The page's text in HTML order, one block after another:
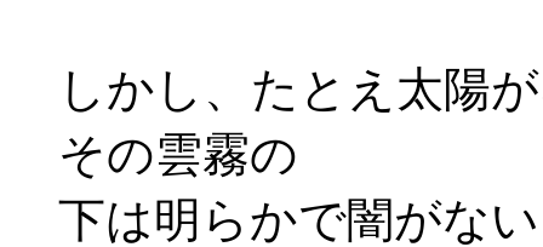
しかし、たとえ太陽
その雲霧の
下は明らかで闇がな